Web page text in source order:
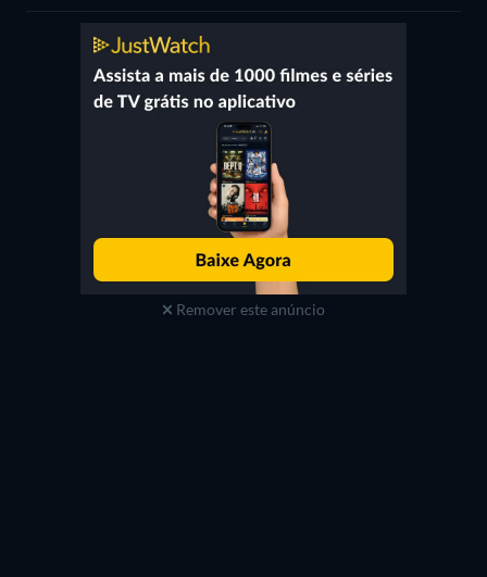
Remover este anúncio